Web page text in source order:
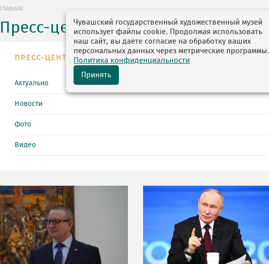
ГЛАВНАЯ
Пресс-центр
ПРЕСС-ЦЕНТР
Актуально
Новости
Фото
Видео
Чувашский государственный художественный музей
использует файлы cookie. Продолжая использовать
наш сайт, вы даёте согласие на обработку ваших
персональных данных через метрические программы.
Политика конфиденциальности
Принять